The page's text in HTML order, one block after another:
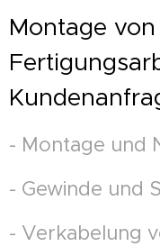
Montage
- Montage und
- Gewinde und
- Verkabelung